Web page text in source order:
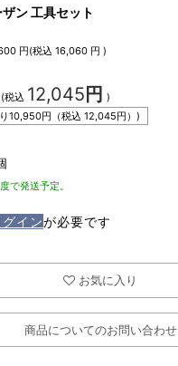
ン 工具セット
円(税込16,060 円 )
(税込 12,045 円 )
10,950円（税込12,045円）)
で発送予定。
グインが必要です
お気に入り
商品についてのお問い合わせ